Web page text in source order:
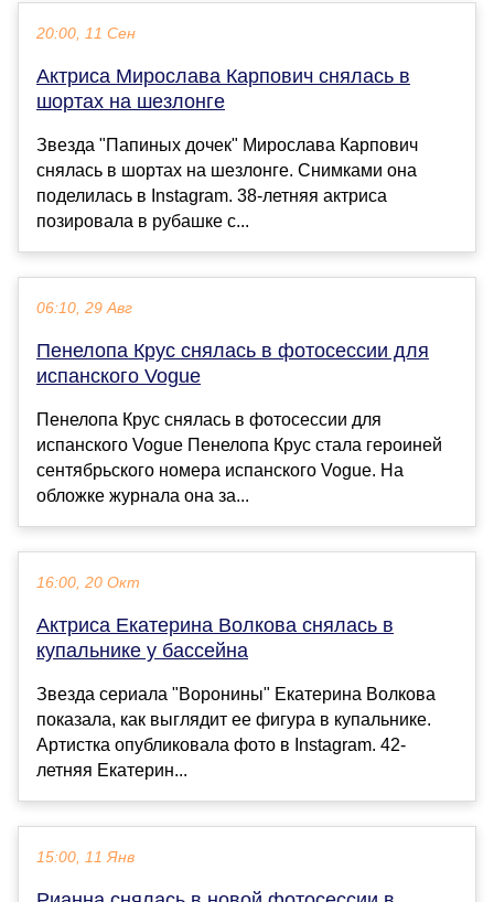
20:00, 11 Сен
Актриса Мирослава Карпович снялась в
шортах на шезлонге
Звезда "Папиных дочек" Мирослава Карпович
снялась в шортах на шезлонге. Снимками она
поделилась в Instagram. 38-летняя актриса
позировала в рубашке с...
06:10, 29 Авг
Пенелопа Крус снялась в фотосессии для
испанского Vogue
Пенелопа Крус снялась в фотосессии для
испанского Vogue Пенелопа Крус стала героиней
сентябрьского номера испанского Vogue. На
обложке журнала она за...
16:00, 20 Окт
Актриса Екатерина Волкова снялась в
купальнике у бассейна
Звезда сериала "Воронины" Екатерина Волкова
показала, как выглядит ее фигура в купальнике.
Артистка опубликовала фото в Instagram. 42-
летняя Екатерин...
15:00, 11 Янв